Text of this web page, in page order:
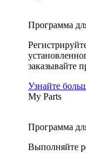
Программа
заказывайте
Узнайте
My Parts
Программа
Выполняйте